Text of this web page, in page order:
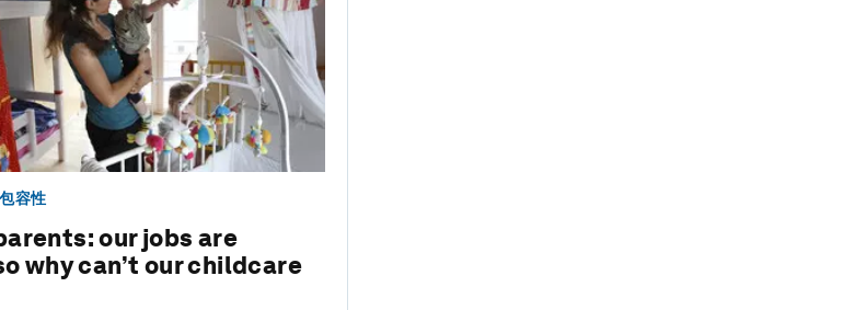
容性
our jobs are
why can’t our childcare